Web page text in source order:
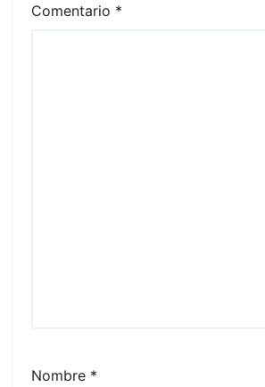
Comentario *
Nombre *